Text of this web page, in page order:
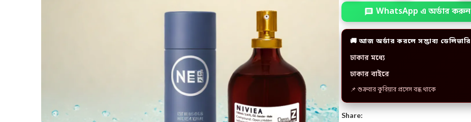
WhatsApp এ অর্ডার করুন
🚚 আজ অর্ডার করলে সম্ভাব্য ডেলিভারি
ঢাকার মধ্যে
ঢাকার বাইরে
📌 শুক্রবার কুরিয়ার প্রসেস বন্ধ থাকে
Share: